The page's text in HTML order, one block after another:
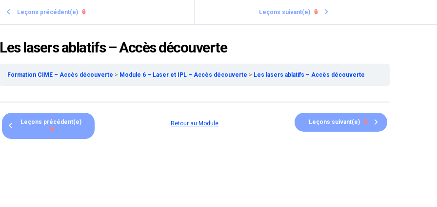
Leçons précédent(e) 🔒 Leçons suivant(e) 🔒
Les lasers ablatifs – Accès découverte
Formation CIME – Accès découverte Module 6 – Laser et IPL – Accès découverte Les lasers ablatifs – Accès découverte
Leçons précédent(e)
🔒
Retour au Module Leçons suivant(e) 🔒